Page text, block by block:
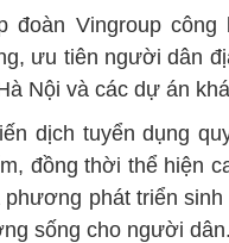
đoàn Vingroup
ưu tiên người dân
Nội và các dự án
dịch tuyển dụng
đồng thời thể hiện
phương phát triển
sống cho người dân.